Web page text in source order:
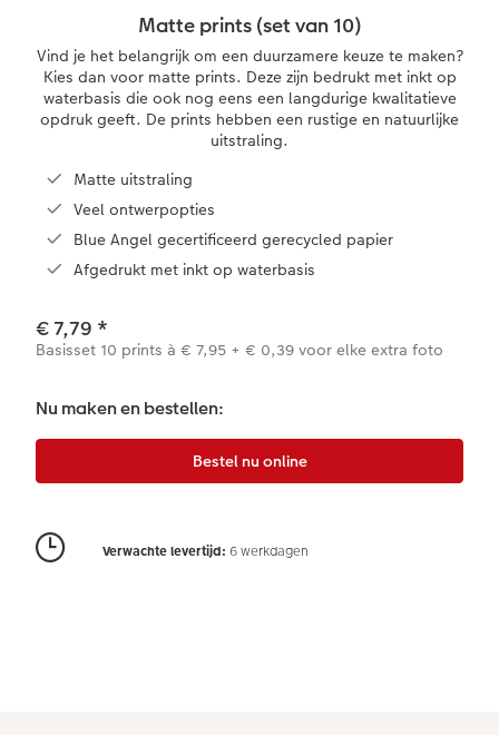
XXL Liggend
Compact Liggend
Kids
Papiersoorten
Extra's
Mini retro prints
Square prints
Mini prints
Foto in lijst
Fotobox
Foto op forex
Foto op hout
Meerluik
Alle extra's
Papiersoorten
Fineline wandkalender
Met designs
Alle extra's
Textiel
Fotomagneten
Telefoonhoesjes
Fotogeschenkboxen
Trouwkaarten
Babykaarten
Communiekaarten
Alle thema's
App
Matte prints (set van 10)
Vind je het belangrijk om een duurzamere keuze te maken?
Kies dan voor matte prints. Deze zijn bedrukt met inkt op
waterbasis die ook nog eens een langdurige kwalitatieve
opdruk geeft. De prints hebben een rustige en natuurlijke
uitstraling.
Matte uitstraling
Veel ontwerpopties
Blue Angel gecertificeerd gerecycled papier
Afgedrukt met inkt op waterbasis
€ 7,79 *
Basisset 10 prints à € 7,95 + € 0,39 voor elke extra foto
Nu maken en bestellen:
Verwachte levertijd: 6 werkdagen